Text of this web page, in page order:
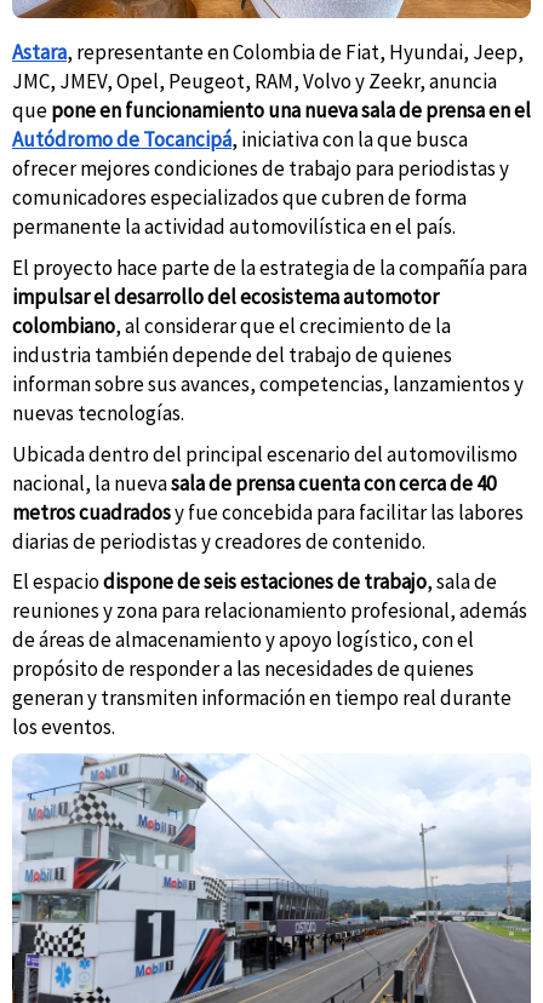
Astara, representante en Colombia de Fiat, Hyundai, Jeep,
JMC, JMEV, Opel, Peugeot, RAM, Volvo y Zeekr, anuncia
quepone en funcionamiento una nueva sala de prensa en el
Autódromo de Tocancipá, iniciativa con la que busca
ofrecer mejores condiciones de trabajo para periodistas y
comunicadores especializados que cubren de forma
permanente la actividad automovilística en el país.
El proyecto hace parte de la estrategia de la compañía para
impulsar el desarrollo del ecosistema automotor
colombiano, al considerar que el crecimiento de la
industria también depende del trabajo de quienes
informan sobre sus avances, competencias, lanzamientos y
nuevas tecnologías.
Ubicada dentro del principal escenario del automovilismo
nacional, la nuevasala de prensa cuenta con cerca de 40
metros cuadradosy fue concebida para facilitar las labores
diarias de periodistas y creadores de contenido.
El espaciodispone de seis estaciones de trabajo, sala de
reuniones y zona para relacionamiento profesional, además
de áreas de almacenamiento y apoyo logístico, con el
propósito de responder a las necesidades de quienes
generan y transmiten información en tiempo real durante
los eventos.